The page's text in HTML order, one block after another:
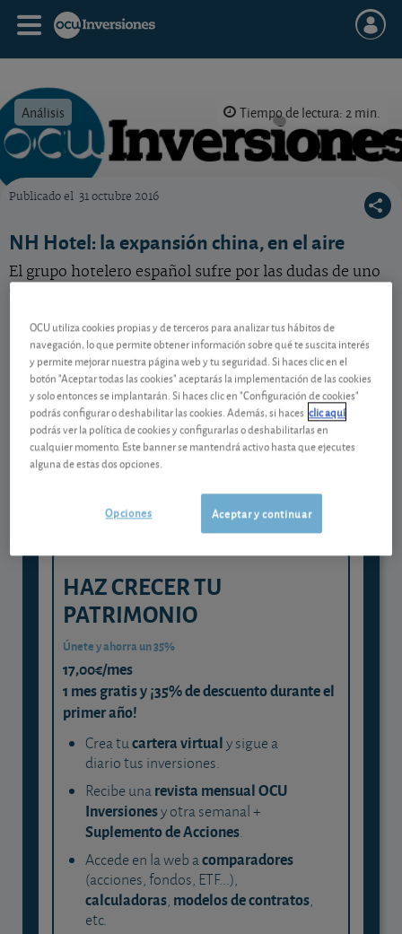
Análisis Tiempo de lectura: 2 min.
Publicado el 31 octubre 2016
NH Hotel: la expansión china, en el aire
El grupo hotelero español sufre por las dudas de uno
Contenido reservado a SOCIOS
Gestiona tu dinero con visión
experta
y consigue que cada euro trabaje
HAZ CRECER TU
PATRIMONIO
Únete y ahorra un 35%
17,00€/mes
1 mes gratis y ¡35% de descuento durante el
primer año!
Crea tucartera virtualy sigue a
diario tus inversiones.
Recibe unarevista mensual OCU
Inversionesy otra semanal +
Suplemento de Acciones.
Accede en la web acomparadores
(acciones, fondos, ETF...),
calculadoras, modelos de contratos,
etc.
OCU utiliza cookies propias y de terceros para analizar tus hábitos de
navegación, lo que permite obtener información sobre qué te suscita interés
y permite mejorar nuestra página web y tu seguridad. Si haces clic en el
botón "Aceptar todas las cookies" aceptarás la implementación de las cookies
y solo entonces se implantarán. Si haces clic en "Configuración de cookies"
podrás configurar o deshabilitar las cookies. Además, si haces clic aquí
podrás ver la política de cookies y configurarlas o deshabilitarlas en
cualquier momento. Este banner se mantendrá activo hasta que ejecutes
alguna de estas dos opciones.
Aceptar y continuar
Opciones